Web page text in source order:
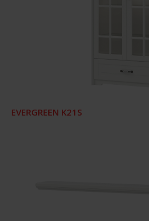
EVERGREEN K21S